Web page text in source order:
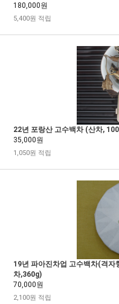
180,000원
5,400원 적립
22년 포랑산 고수백차 (산차,
35,000원
1,050원 적립
19년 파아진차업 고수백차(격자
차,360g)
70,000원
2,100원 적립